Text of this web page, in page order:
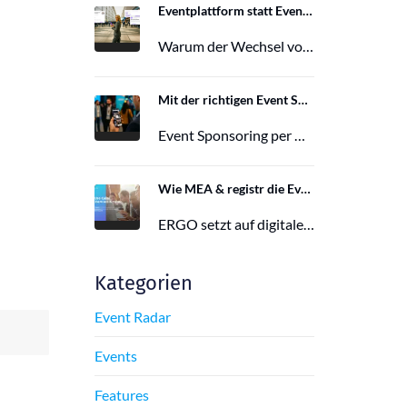
Eventplattform statt Event App: Der Wechsel von der Mobile Event App zu Polario
Warum der Wechsel von der Mobile Event App zu Polario erfolgt und wie Polario als moderne Eventplattform klassische Event Apps…
Mit der richtigen Event Sponsoring App zu mehr Reichweite, Leads und Wirkung
Event Sponsoring per App: messbar, flexibel und interaktiv. Jetzt mehr Sichtbarkeit und Wirkung für dein Event sichern.
Wie MEA & registr die Eventorganisation von 120 ERGO-Events pro Jahr optimieren
ERGO setzt auf digitale Eventorganisation mit MEA & registr. Effizient, nachhaltig und interaktiv – so gelingt moderne Eventplanung.
Kategorien
Event Radar
Events
Features